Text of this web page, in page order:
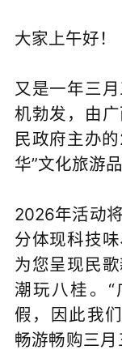
大家上午好！
又是一年三
机勃发，由
民政府主办
华”文化旅游
2026年活动
分体现科技
为您呈现民
潮玩八桂。
假，因此我
畅游畅购三